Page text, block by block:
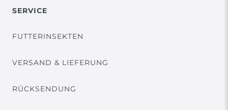
SERVICE
FUTTERINSEKTEN
VERSAND & LIEFERUNG
RÜCKSENDUNG